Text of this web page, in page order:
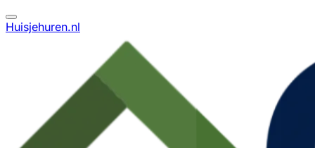
Huisjehuren.nl